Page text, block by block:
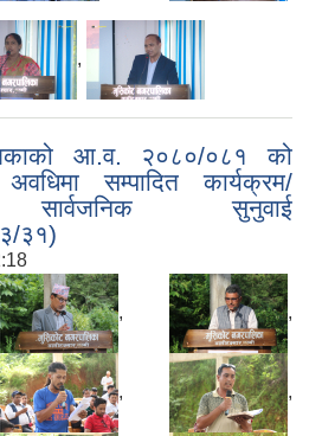
,
आ.व. २०८०/०८१ को
सम्पादित कार्यक्रम/
सार्वजनिक सुनुवाई
३१)
, ,
, ,